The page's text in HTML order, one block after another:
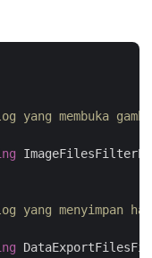
membuka
menyimpan